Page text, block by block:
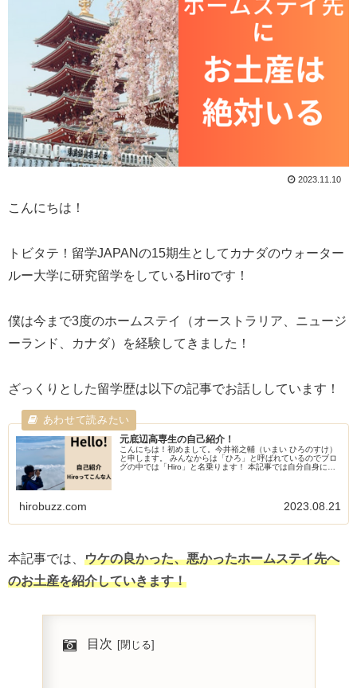
2023.11.10
こんにちは！
トビタテ！留学JAPANの15期生としてカナダのウォーター
ルー大学に研究留学をしているHiroです！
僕は今まで3度のホームステイ（オーストラリア、ニュージ
ーランド、カナダ）を経験してきました！
ざっくりとした留学歴は以下の記事でお話ししています！
元底辺高専生の自己紹介！
こんにちは！初めまして。今井裕之輔（いまい ひろのすけ）
と申します。 みんなからは「ひろ」と呼ばれているのでブロ
グの中では「Hiro」と名乗ります！ 本記事では自分自身につ
hirobuzz.com 2023.08.21
本記事では、 ウケの良かった、悪かったホームステイ先へ
のお土産を紹介していきます！
目次